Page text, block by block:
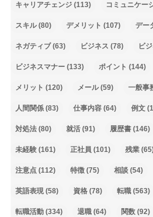
キャリアチェンジ(113) コミュニケー
スキル(80) デメリット (107) デー
ネガティブ(63) ビジネス (78) ビ
ビジネスマナー(133) ポイント (144)
メリット (120) メール(59) 一般事
人間関係(83) 仕事内容(64) 例文
対処法(80) 就活(91) 履歴書(146)
未経験(161) 正社員 (101) 残業
注意点(112) 特徴(75) 相談(54)
英語表現(58) 資格(78) 転職(563)
転職活動(334) 退職(64) 関数(92)